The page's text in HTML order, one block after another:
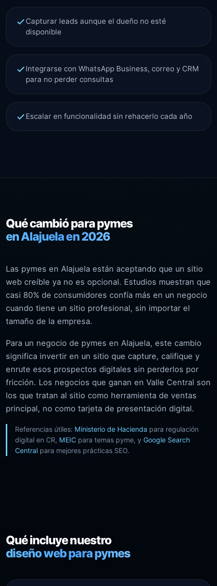
Capturar leads aunque el dueño no esté
disponible
Integrarse con WhatsApp Business, correo y CRM
para no perder consultas
Escalar en funcionalidad sin rehacerlo cada año
Qué cambió para pymes
en Alajuela en 2026
Las pymes en Alajuela están aceptando que un sitio
web creíble ya no es opcional. Estudios muestran que
casi 80% de consumidores confía más en un negocio
cuando tiene un sitio profesional, sin importar el
tamaño de la empresa.
Para un negocio de pymes en Alajuela, este cambio
significa invertir en un sitio que capture, califique y
enrute esos prospectos digitales sin perderlos por
fricción. Los negocios que ganan en Valle Central son
los que tratan al sitio como herramienta de ventas
principal, no como tarjeta de presentación digital.
Referencias útiles: Ministerio de Hacienda para regulación
digital en CR, MEIC para temas pyme, y Google Search
Central para mejores prácticas SEO.
Qué incluye nuestro
diseño web para pymes